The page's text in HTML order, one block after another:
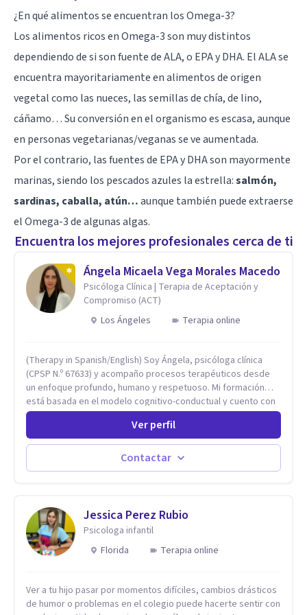
¿En qué alimentos se encuentran los Omega-3?
Los alimentos ricos en Omega-3 son muy distintos
dependiendo de si son fuente de ALA, o EPA y DHA. El ALA se
encuentra mayoritariamente en alimentos de origen
vegetal como las nueces, las semillas de chía, de lino,
cáñamo… Su conversión en el organismo es escasa, aunque
en personas vegetarianas/veganas se ve aumentada.
Por el contrario, las fuentes de EPA y DHA son mayormente
marinas, siendo los pescados azules la estrella:salmón,
sardinas, caballa, atún…aunque también puede extraerse
el Omega-3 de algunas algas.
Encuentra los mejores profesionales cerca de ti
Ángela Micaela Vega Morales Macedo
Psicóloga Clínica | Terapia de Aceptación y
Compromiso (ACT)
Los Ángeles
Terapia online
(Therapy in Spanish/English) Soy Ángela, psicóloga clínica
(CPSP N.º 67633) y acompaño procesos terapéuticos desde
un enfoque profundo, humano y respetuoso. Mi formación
está basada en el modelo cognitivo-conductual y cuento con
especialización en Terapia de Aceptación y Compromiso
(ACT), formada en Fundación Foro, Argentina. Estos estudios,
junto con mi desarrollo profesional, me han permitido
construir una base sólida desde la cual acompaño cada
proceso con sensibilidad, criterio clínico y una mirada
busco eliminar el malestar, sino transformar la relación que
tienes con lo que sientes y piensas. Acompaño a que puedas
sostener tu experiencia interna con mayor flexibilidad, sin
tener que luchar constantemente contigo. Integro también
profundos de la experiencia, más allá de lo únicamente
racional.
Ver perfil
Contactar
Jessica Perez Rubio
Psicologa infantil
Florida
Terapia online
Ver a tu hijo pasar por momentos difíciles, cambios drásticos
de humor o problemas en el colegio puede hacerte sentir con